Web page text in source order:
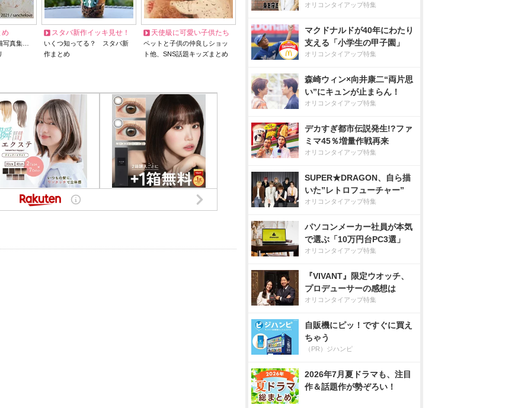
め
写真集…
スタバ新作イッキ見せ！
いくつ知ってる？ スタバ新
作まとめ
天使級に可愛い子供たち
ペットと子供の仲良しショッ
ト他、SNS話題キッズまとめ
オリコンタイアップ特集
マクドナルドが40年にわたり
支える「小学生の甲子園」
オリコンタイアップ特集
森崎ウィン×向井康二“両片思
い”にキュンが止まらん！
オリコンタイアップ特集
デカすぎ都市伝説発生!?ファ
ミマ45％増量作戦再来
オリコンタイアップ特集
SUPER★DRAGON、自ら描
いた”レトロフューチャー”
オリコンタイアップ特集
パソコンメーカー社員が本気
で選ぶ「10万円台PC3選」
オリコンタイアップ特集
『VIVANT』限定ウオッチ、
プロデューサーの感想は
オリコンタイアップ特集
自販機にピッ！ですぐに買え
ちゃう
（PR）ジハンピ
2026年7月夏ドラマも、注目
作＆話題作が勢ぞろい！